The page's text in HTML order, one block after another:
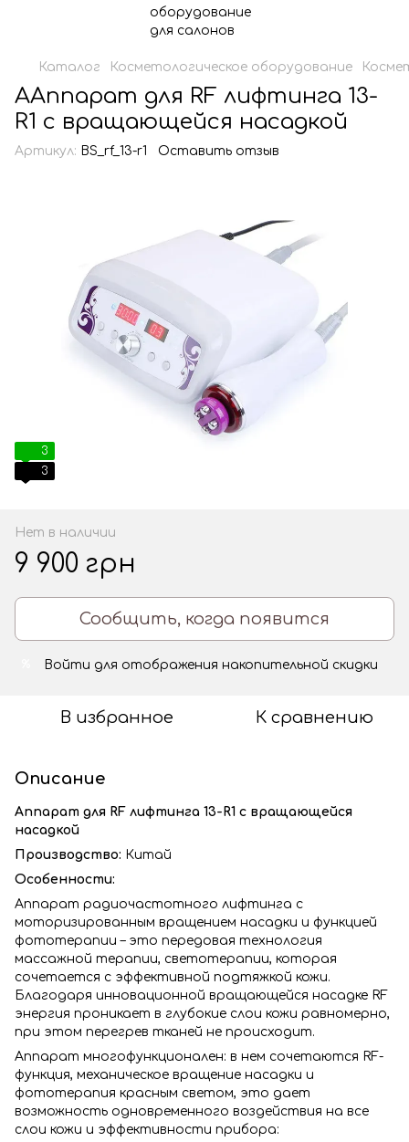
Каталог Косметологическое оборудование
ААппарат для RF лифтинга 13-
R1 с вращающейся насадкой
Артикул: BS_rf_13-r1 Оставить отзыв
3
3
Нет в наличии
9 900 грн
Сообщить, когда появится
Войти для отображения накопительной скидки
В избранное К сравнению
Описание
Аппарат для RF лифтинга 13-R1 с вращающейся
насадкой
Производство: Китай
Особенности:
Аппарат радиочастотного лифтинга с
моторизированным вращением насадки и функцией
фототерапии – это передовая технология
массажной терапии, светотерапии, которая
сочетается с эффективной подтяжкой кожи.
Благодаря инновационной вращающейся насадке RF
энергия проникает в глубокие слои кожи равномерно,
при этом перегрев тканей не происходит.
Аппарат многофункционален: в нем сочетаются RF-
функция, механическое вращение насадки и
фототерапия красным светом, это дает
возможность одновременного воздействия на все
слои кожи и эффективности прибора: